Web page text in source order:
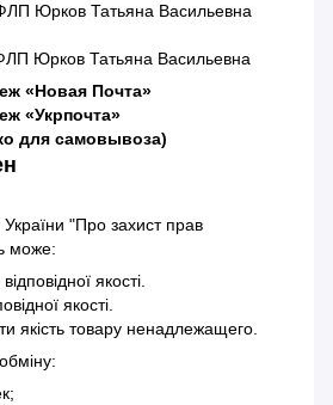
Юрков Татьяна Васильевна
Юрков Татьяна Васильевна
«Новая Почта»
«Укрпочта»
для самовывоза)
України "Про захист прав
може:
якості.
якості.
якість товару ненадлежащего.